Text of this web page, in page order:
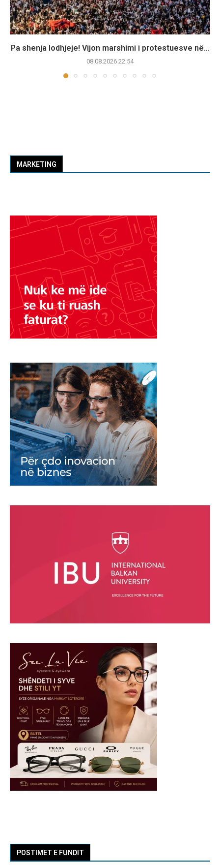
Pa shenja lodhjeje! Vijon marshimi i protestuesve në...
08.08.2026 22:54
MARKETING
POSTIMET E FUNDIT